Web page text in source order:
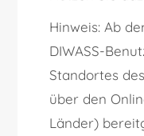
Hinweis: Ab
DIWASS-
Standortes
über den
Länder)